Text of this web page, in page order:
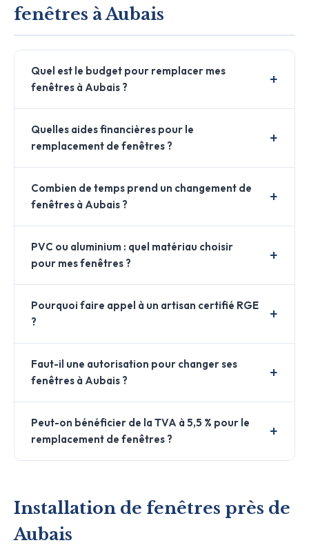
fenêtres à Aubais
Quel est le budget pour remplacer mes
fenêtres à Aubais ?
Quelles aides financières pour le
remplacement de fenêtres ?
Combien de temps prend un changement de
fenêtres à Aubais ?
PVC ou aluminium : quel matériau choisir
pour mes fenêtres ?
Pourquoi faire appel à un artisan certifié RGE
?
Faut-il une autorisation pour changer ses
fenêtres à Aubais ?
Peut-on bénéficier de la TVA à 5,5 % pour le
remplacement de fenêtres ?
Installation de fenêtres près de
Aubais